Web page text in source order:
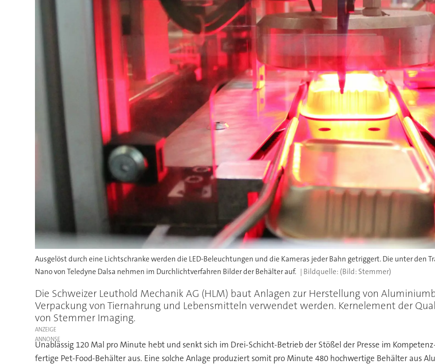
Ausgelöst durch eine Lichtschranke werden die LED-Beleuchtungen und die Kameras jeder Bahn getriggert. Die unter den
Nano von Teledyne Dalsa nehmen im Durchlichtverfahren Bilder der Behälter auf.
(Bild: Stemmer)
Die Schweizer Leuthold Mechanik AG (HLM) baut Anlagen zur Herstellung von
Verpackung von Tiernahrung und Lebensmitteln verwendet werden. Kernelement der
von Stemmer Imaging.
ANZEIGE
Unablässig 120 Mal pro Minute hebt und senkt sich im Drei-Schicht-Betrieb der Stößel der Presse im
fertige Pet-Food-Behälter aus. Eine solche Anlage produziert somit pro Minute 480 hochwertige Behälter aus